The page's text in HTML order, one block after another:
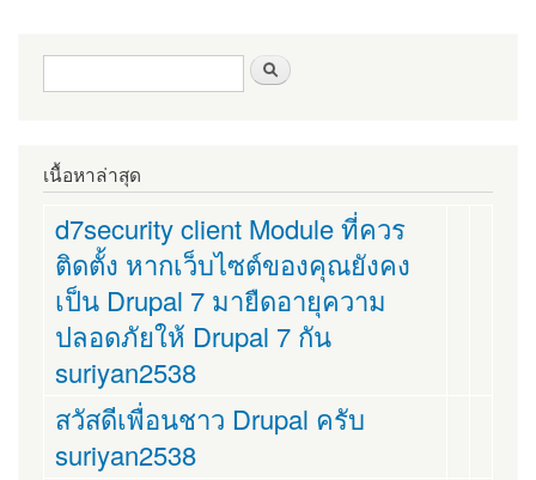
ฟอร์มค้นหา
เนื้อหาล่าสุด
d7security client Module ที่ควร
ติดตั้ง หากเว็บไซต์ของคุณยังคง
เป็น Drupal 7 มายืดอายุความ
ปลอดภัยให้ Drupal 7 กัน
suriyan2538
สวัสดีเพื่อนชาว Drupal ครับ
suriyan2538